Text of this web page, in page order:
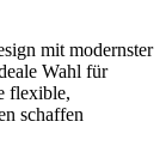
mit modernster
Wahl für
flexible,
schaffen